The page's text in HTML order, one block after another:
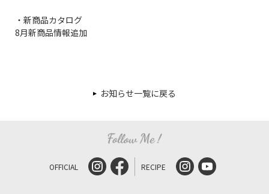
・新商品カタログ
8月新商品情報追加
お知らせ一覧に戻る
OFFICIAL RECIPE